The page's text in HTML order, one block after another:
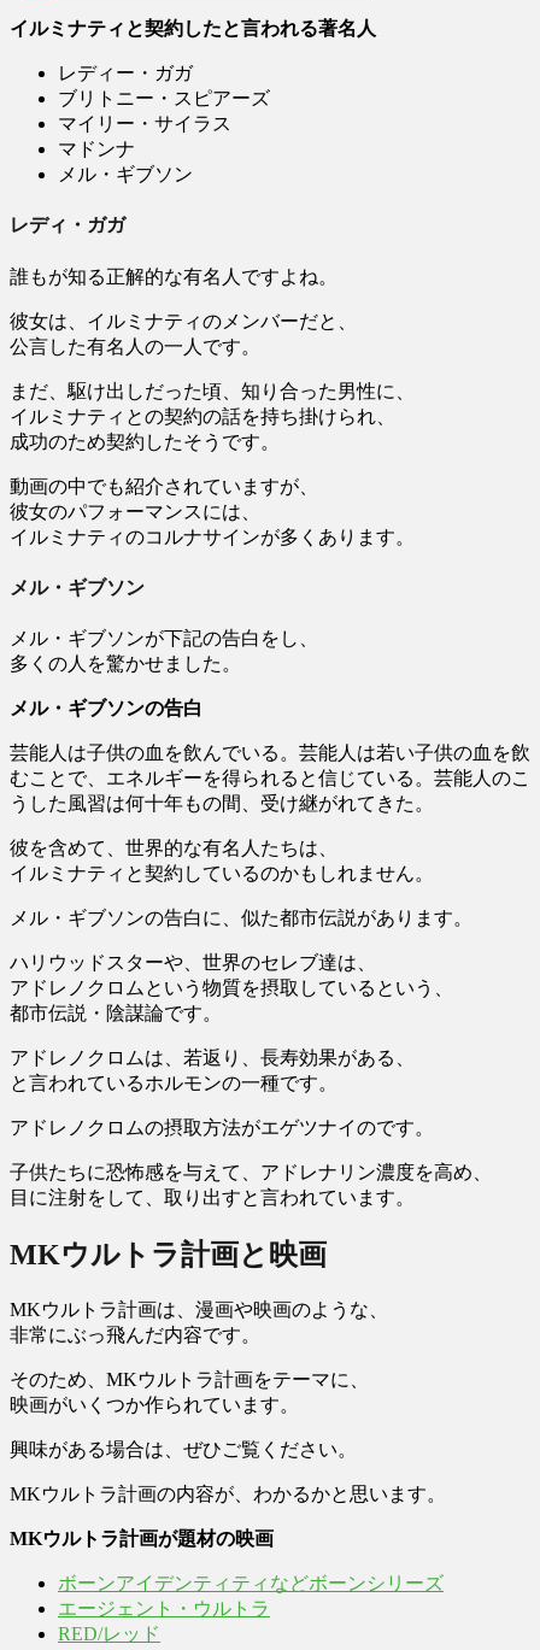
イルミナティと契約したと言われる著名人
レディー・ガガ
ブリトニー・スピアーズ
マイリー・サイラス
マドンナ
メル・ギブソン
レディ・ガガ
誰もが知る正解的な有名人ですよね。
彼女は、イルミナティのメンバーだと、
公言した有名人の一人です。
まだ、駆け出しだった頃、知り合った男性に、
イルミナティとの契約の話を持ち掛けられ、
成功のため契約したそうです。
動画の中でも紹介されていますが、
彼女のパフォーマンスには、
イルミナティのコルナサインが多くあります。
メル・ギブソン
メル・ギブソンが下記の告白をし、
多くの人を驚かせました。
メル・ギブソンの告白
芸能人は子供の血を飲んでいる。芸能人は若い子供の血を飲
むことで、エネルギーを得られると信じている。芸能人のこ
うした風習は何十年もの間、受け継がれてきた。
彼を含めて、世界的な有名人たちは、
イルミナティと契約しているのかもしれません。
メル・ギブソンの告白に、似た都市伝説があります。
ハリウッドスターや、世界のセレブ達は、
アドレノクロムという物質を摂取しているという、
都市伝説・陰謀論です。
アドレノクロムは、若返り、長寿効果がある、
と言われているホルモンの一種です。
アドレノクロムの摂取方法がエゲツナイのです。
子供たちに恐怖感を与えて、アドレナリン濃度を高め、
目に注射をして、取り出すと言われています。
MKウルトラ計画と映画
MKウルトラ計画は、漫画や映画のような、
非常にぶっ飛んだ内容です。
そのため、MKウルトラ計画をテーマに、
映画がいくつか作られています。
興味がある場合は、ぜひご覧ください。
MKウルトラ計画の内容が、わかるかと思います。
MKウルトラ計画が題材の映画
ボーンアイデンティティなどボーンシリーズ
エージェント・ウルトラ
RED/レッド